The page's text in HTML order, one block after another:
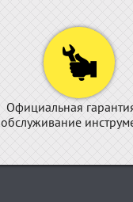
Официальная
обслуживание